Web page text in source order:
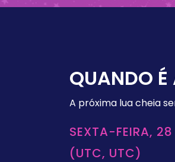
QUANDO
A próxima lua cheia
SEXTA-FEIRA,
(UTC, UTC)